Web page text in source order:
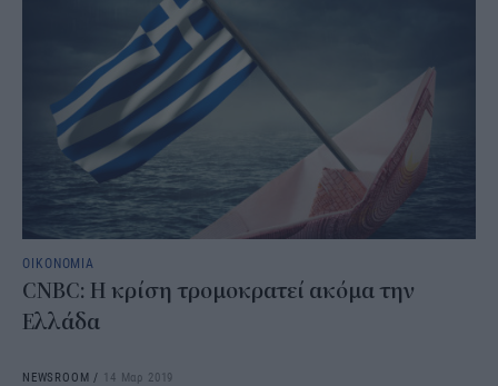
ΟΙΚΟΝΟΜΙΑ
CNBC: Η κρίση τρομοκρατεί ακόμα την
Ελλάδα
NEWSROOM / 14 Μαρ 2019